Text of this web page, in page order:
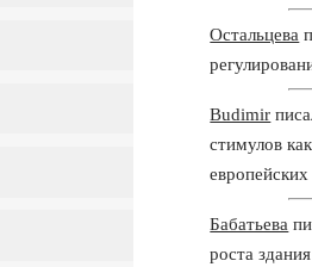
Остальцева
Budimir
стимулов
европейских
Бабатьева
роста